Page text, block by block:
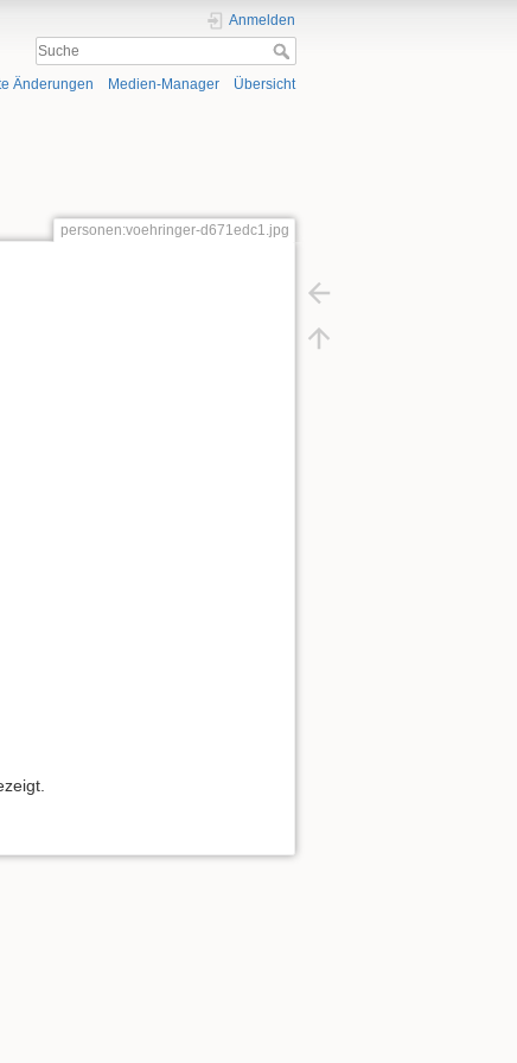
Anmelden
Änderungen Medien-Manager Übersicht
personen:voehringer-d671edc1.jpg